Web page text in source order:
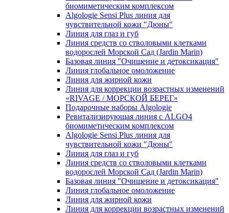
биомиметическим комплексом
Algologie Sensi Plus линия для
чувcтвительной кожи "Дюны"
Линия для глаз и губ
Линия средств со стволовыми клетками
водорослей Морской Сад (Jardin Marin)
Базовая линия "Очищение и детоксикация"
Линия глобальное омоложение
Линия для жирной кожи
Линия для коррекции возрастных изменений
«RIVAGE / МОРСКОЙ БЕРЕГ»
Подарочные наборы Algologie
Ревитализирующая линия с ALGO4
биомиметическим комплексом
Algologie Sensi Plus линия для
чувcтвительной кожи "Дюны"
Линия для глаз и губ
Линия средств со стволовыми клетками
водорослей Морской Сад (Jardin Marin)
Базовая линия "Очищение и детоксикация"
Линия глобальное омоложение
Линия для жирной кожи
Линия для коррекции возрастных изменений